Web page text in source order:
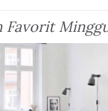
Favorit